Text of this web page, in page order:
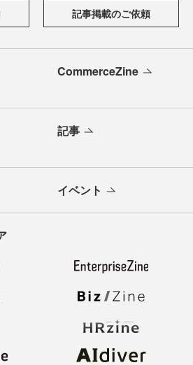
記事掲載のご依頼
CommerceZine
記事
イベント